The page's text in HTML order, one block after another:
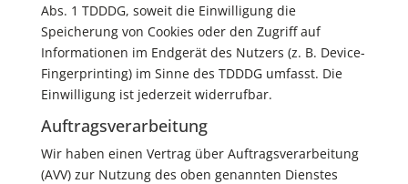
Abs. 1 TDDDG, soweit die Einwilligung die
Speicherung von Cookies oder den Zugriff auf
Informationen im Endgerät des Nutzers (z. B. Device-
Fingerprinting) im Sinne des TDDDG umfasst. Die
Einwilligung ist jederzeit widerrufbar.
Auftragsverarbeitung
Wir haben einen Vertrag über Auftragsverarbeitung
(AVV) zur Nutzung des oben genannten Dienstes